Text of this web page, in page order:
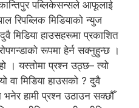
पब्लिकेसन्सले आफूलाई
रिपब्लिक मिडियाको न्युज
मिडिया हाउसहरूमा प्रकाशित
रूपमा हेर्न सक्नुहुन्छ ।
। यस्तोमा प्रश्न उठ्छ– त्यो
वा मिडिया हाउसको ? दुवै
हामी प्रश्न उठाउन सक्छौँ